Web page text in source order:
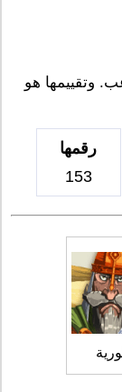
وتقييمها هو
رقمها
153